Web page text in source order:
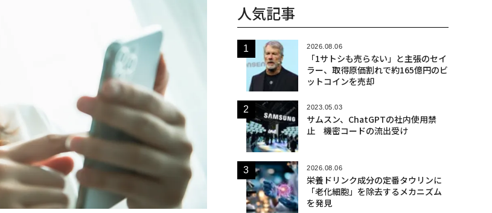
人気記事
2026.08.06
「1サトシも売らない」と主張のセイ
ラー、取得原価割れで約165億円のビ
ットコインを売却
2023.05.03
サムスン、ChatGPTの社内使用禁
止 機密コードの流出受け
2026.08.06
栄養ドリンク成分の定番タウリンに
「老化細胞」を除去するメカニズム
を発見